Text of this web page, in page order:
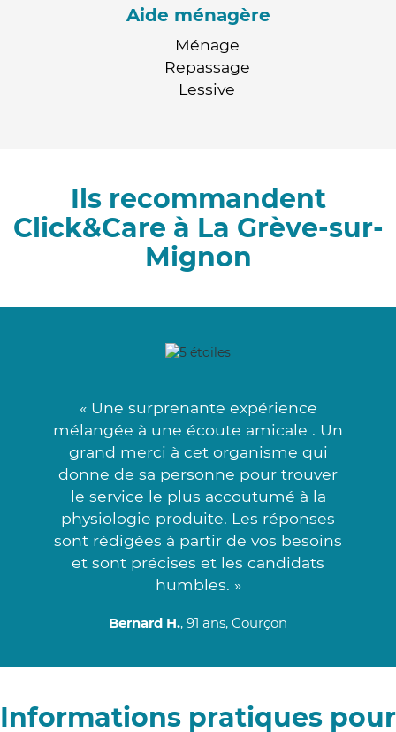
Aide ménagère
Ménage
Repassage
Lessive
Ils recommandent
Click&Care à La Grève-sur-
Mignon
« Une surprenante expérience
mélangée à une écoute amicale . Un
grand merci à cet organisme qui
donne de sa personne pour trouver
le service le plus accoutumé à la
physiologie produite. Les réponses
sont rédigées à partir de vos besoins
et sont précises et les candidats
humbles. »
Bernard H., 91 ans, Courçon
Informations pratiques pour